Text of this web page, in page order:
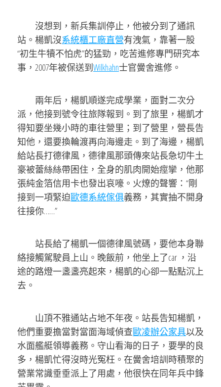
沒想到，新兵集訓停止，他被分到了通訊
站。楊凱沒系統櫃工廠直營有洩氣，靠著一股
“初生牛犢不怕虎”的猛勁，吃苦進修專門研究本
事，2007年被保送到Wilkhahn士官黌舍進修。
兩年后，楊凱順遂完成學業，面對二次分
派，他接到號令往旅隊報到。到了旅里，楊凱才
得知要坐幾小時的車往營里；到了營里，營長告
知他，還要換輪渡再向海邊走。到了海邊，楊凱
給站長打德律風，德律風那頭傳來站長急切牛土
豪被蕾絲絲帶困住，全身的肌肉開始痙攣，他那
張純金箔信用卡也發出哀嚎。火燎的聲響：“剛
接到一項緊迫歐德系統傢俱義務，其實抽不開身
往接你……”
站長給了楊凱一個德律風號碼，要他本身聯
絡接觸駕駛員上山。晚飯前，他坐上了car ，沿
途的路燈一盞盞亮起來，楊凱的心卻一點點沉上
去。
山頂不雅通站占地不年夜。站長告知楊凱，
他們重要擔當對當面海域偵查歐凌辦公家具以及
水面艦艇領導義務。守山看海的日子，要學的良
多，楊凱忙得沒時光冤枉。在黌舍培訓時積聚的
營業常識垂垂派上了用處，他很快在同年兵中鋒